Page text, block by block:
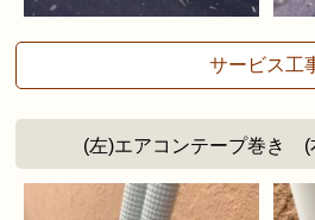
サービス工
(左)エアコンテープ巻き (